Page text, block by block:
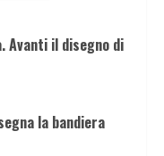
Avanti il disegno di
la bandiera